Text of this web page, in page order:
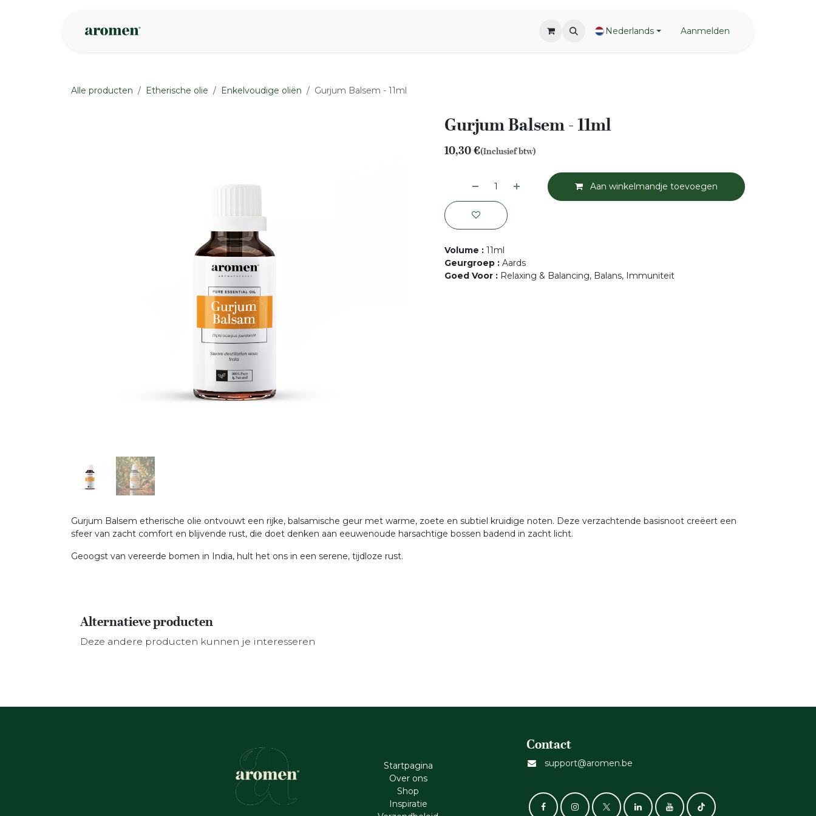
Nederlands Aanmelden
Alle producten Etherische olie Enkelvoudige oliën Gurjum Balsem - 11ml
Gurjum Balsem - 11ml
10,30€(Inclusief btw)
Aan winkelmandje toevoegen
Volume : 11ml
Geurgroep : Aards
Goed Voor : Relaxing & Balancing, Balans, Immuniteit
Gurjum Balsem etherische olie ontvouwt een rijke, balsamische geur met warme, zoete en subtiel kruidige noten. Deze verzachtende basisnoot creëert een
sfeer van zacht comfort en blijvende rust, die doet denken aan eeuwenoude harsachtige bossen badend in zacht licht.
Geoogst van vereerde bomen in India, hult het ons in een serene, tijdloze rust.
Alternatieve producten
Deze andere producten kunnen je interesseren
Startpagina
Ove​r​ ons
Shop
Inspiratie
Contact
support@aromen.be